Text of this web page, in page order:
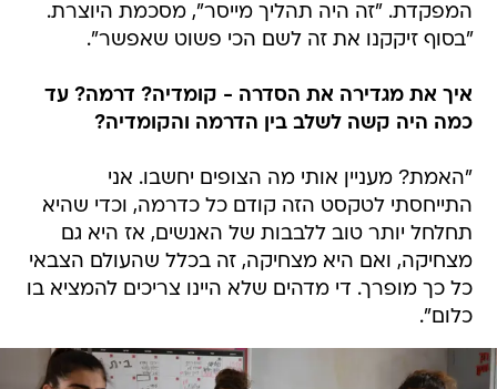
המפקדת. "זה היה תהליך מייסר", מסכמת היוצרת.
"בסוף זיקקנו את זה לשם הכי פשוט שאפשר".
איך את מגדירה את הסדרה - קומדיה? דרמה? עד
כמה היה קשה לשלב בין הדרמה והקומדיה?
"האמת? מעניין אותי מה הצופים יחשבו. אני
התייחסתי לטקסט הזה קודם כל כדרמה, וכדי שהיא
תחלחל יותר טוב ללבבות של האנשים, אז היא גם
מצחיקה, ואם היא מצחיקה, זה בכלל שהעולם הצבאי
כל כך מופרך. די מדהים שלא היינו צריכים להמציא בו
כלום".